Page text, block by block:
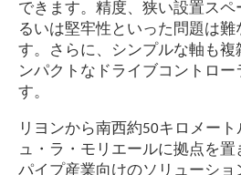
できます。精度、狭い設置ス
るいは堅牢性といった問題は難
す。さらに、シンプルな軸も複
ンパクトなドライブコントロー
す。
リヨンから南西約50キロメー
ュ・ラ・モリエールに拠点を
パイプ産業向けのソリューシ